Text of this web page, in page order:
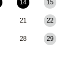
14 15
21 22
28 29